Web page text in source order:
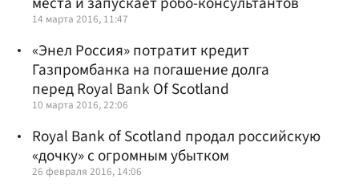
14 марта 2016, 11:47
«Энел Россия» потратит кредит
Газпромбанка на погашение долга
перед Royal Bank Of Scotland
10 марта 2016, 22:06
Royal Bank of Scotland продал российскую
«дочку» с огромным убытком
26 февраля 2016, 14:06